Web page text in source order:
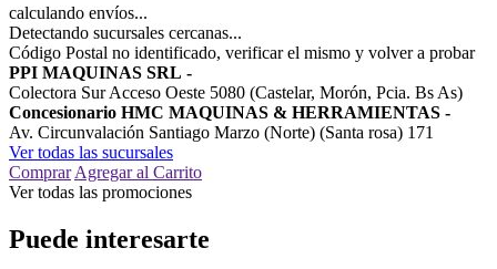
calculando envíos...
Detectando sucursales cercanas...
Código Postal no identificado, verificar el mismo y volver a probar
PPI MAQUINAS SRL -
Colectora Sur Acceso Oeste 5080 (Castelar, Morón, Pcia. Bs As)
Concesionario HMC MAQUINAS & HERRAMIENTAS -
Av. Circunvalación Santiago Marzo (Norte) (Santa rosa) 171
Ver todas las sucursales
Comprar Agregar al Carrito
Ver todas las promociones
Puede interesarte